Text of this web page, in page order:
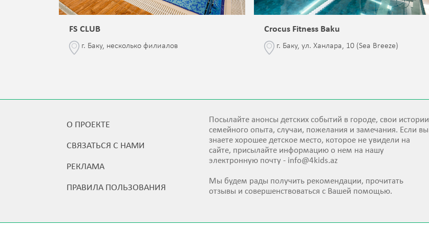
FS CLUB
г. Баку, несколько филиалов
Crocus Fitness Baku
г. Баку, ул. Ханлара, 10 (Sea Breeze)
О ПРОЕКТЕ
СВЯЗАТЬСЯ С НАМИ
РЕКЛАМА
ПРАВИЛА ПОЛЬЗОВАНИЯ
Посылайте анонсы детских событий в городе, свои истории
семейного опыта, случаи, пожелания и замечания. Если вы
знаете хорошее детское место, которое не увидели на
сайте, присылайте информацию о нем на нашу
электронную почту - info@4kids.az
Мы будем рады получить рекомендации, прочитать
отзывы и совершенствоваться с Вашей помощью.